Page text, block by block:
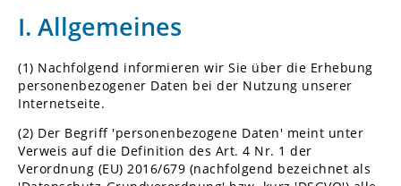
I. Allgemeines
(1) Nachfolgend informieren wir Sie über die Erhebung
personenbezogener Daten bei der Nutzung unserer
Internetseite.
(2) Der Begriff 'personenbezogene Daten' meint unter
Verweis auf die Definition des Art. 4 Nr. 1 der
Verordnung (EU) 2016/679 (nachfolgend bezeichnet als